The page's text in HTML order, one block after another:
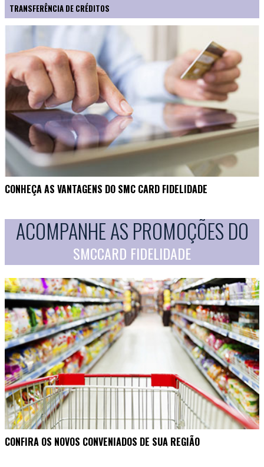
TRANSFERÊNCIA DE CRÉDITOS
CONHEÇA AS VANTAGENS DO SMC CARD FIDELIDADE
ACOMPANHE AS PROMOÇÕES DO
SMCCARD FIDELIDADE
CONFIRA OS NOVOS CONVENIADOS DE SUA REGIÃO